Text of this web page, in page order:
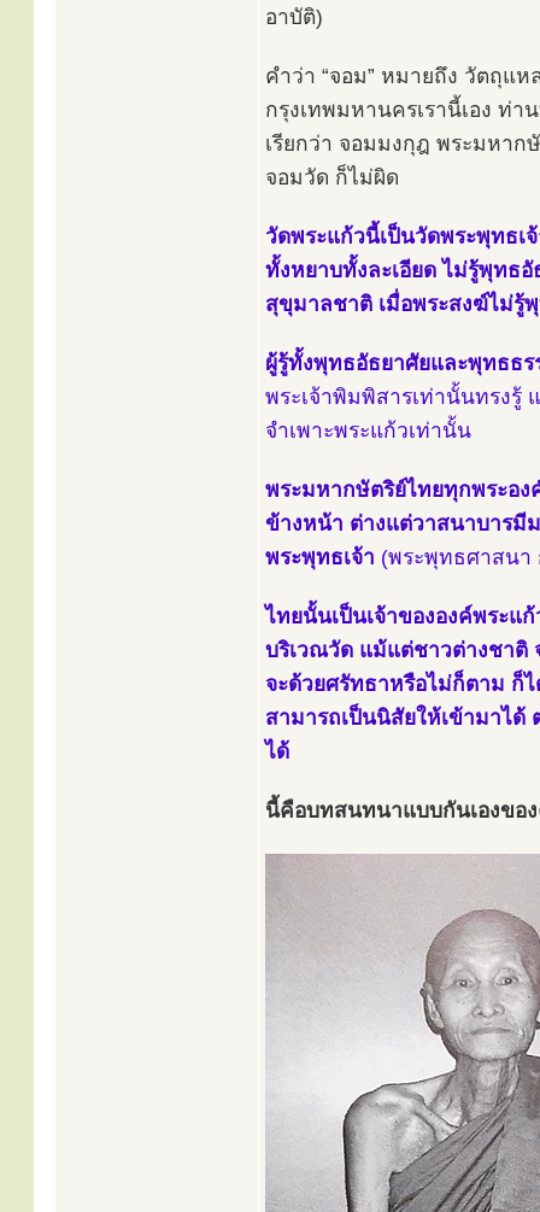
อาบัติ)
คำว่า “จอม” หมายถึง วัตถุแห
กรุงเทพมหานครเรานี้เอง ท่
เรียกว่า จอมมงกุฎ พระมหาก
จอมวัด ก็ไม่ผิด
วัดพระแก้วนี้เป็นวัดพระพุทธเ
ทั้งหยาบทั้งละเอียด ไม่รู้พุทธ
สุขุมาลชาติ เมื่อพระสงฆ์ไม่รู้
ผู้รู้ทั้งพุทธอัธยาศัยและพุทธธ
พระเจ้าพิมพิสารเท่านั้นทรงรู้
จำเพาะพระแก้วเท่านั้น
พระมหากษัตริย์ไทยทุกพระอง
ข้างหน้า ต่างแต่วาสนาบารมี
พระพุทธเจ้า (พระพุทธศาสนา
ไทยนั้นเป็นเจ้าขององค์พระแ
บริเวณวัด แม้แต่ชาวต่างชาติ
จะด้วยศรัทธาหรือไม่ก็ตาม ก็
สามารถเป็นนิสัยให้เข้ามาได้
ได้
นี้คือบทสนทนาแบบกันเองขอ